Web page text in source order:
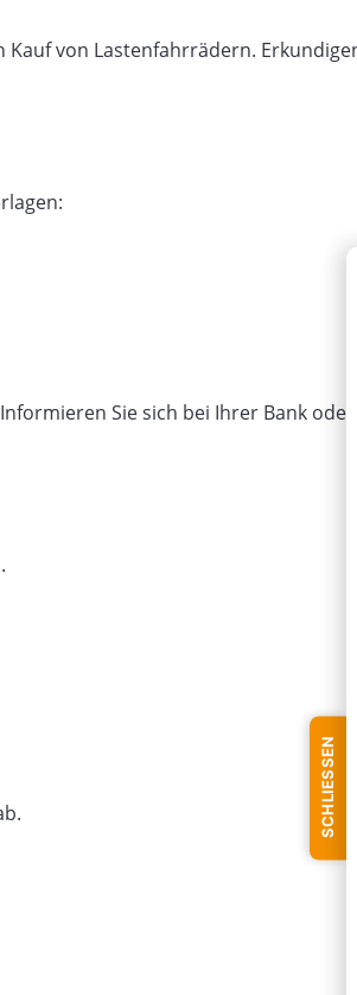
von Lastenfahrrädern.
Sie sich bei Ihrer Bank
SCHLIESSEN